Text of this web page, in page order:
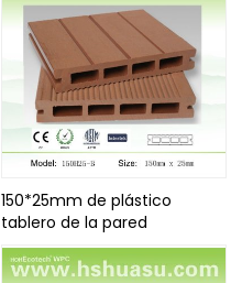
150*25mm de plástico
tablero de la pared